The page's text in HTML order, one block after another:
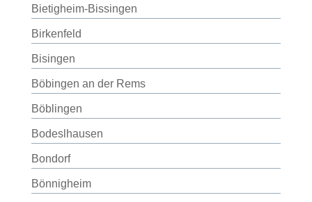
Bietigheim-Bissingen
Birkenfeld
Bisingen
Böbingen an der Rems
Böblingen
Bodeslhausen
Bondorf
Bönnigheim